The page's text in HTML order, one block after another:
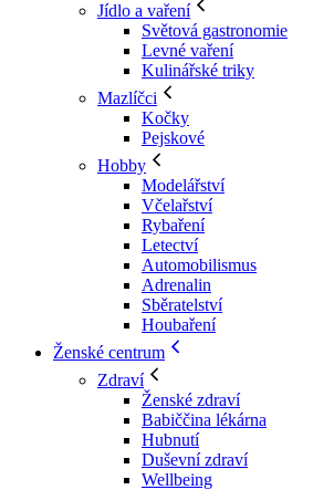
Jídlo a vaření
Světová gastronomie
Levné vaření
Kulinářské triky
Mazlíčci
Kočky
Pejskové
Hobby
Modelářství
Včelařství
Rybaření
Letectví
Automobilismus
Adrenalin
Sběratelství
Houbaření
Ženské centrum
Zdraví
Ženské zdraví
Babiččina lékárna
Hubnutí
Duševní zdraví
Wellbeing